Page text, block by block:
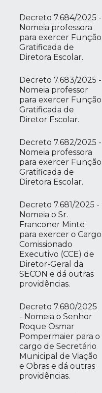
Decreto 7.684/2025 -
Nomeia professora
para exercer Função
Gratificada de
Diretora Escolar.
Decreto 7.683/2025 -
Nomeia professor
para exercer Função
Gratificada de
Diretor Escolar.
Decreto 7.682/2025 -
Nomeia professora
para exercer Função
Gratificada de
Diretora Escolar.
Decreto 7.681/2025 -
Nomeia o Sr.
Franconer Minte
para exercer o Cargo
Comissionado
Executivo (CCE) de
Diretor-Geral da
SECON e dá outras
providências.
Decreto 7.680/2025
- Nomeia o Senhor
Roque Osmar
Pompermaier para o
cargo de Secretário
Municipal de Viação
e Obras e dá outras
providências.